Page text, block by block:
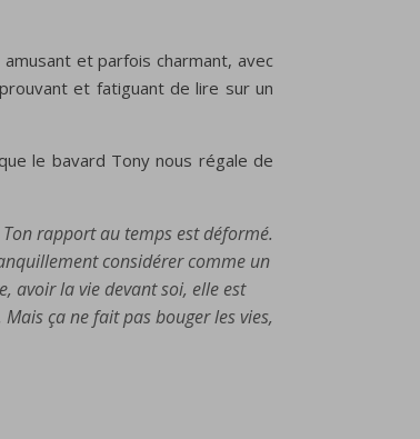
et parfois charmant, avec
et fatiguant de lire sur un
le bavard Tony nous régale de
rapport au temps est déformé.
considérer comme un
avoir la vie devant soi, elle est
ça ne fait pas bouger les vies,